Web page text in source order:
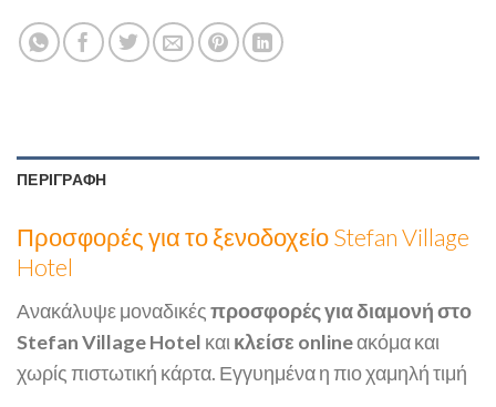
ΠΕΡΙΓΡΑΦΉ
Προσφορές για το ξενοδοχείο Stefan Village
Hotel
Ανακάλυψε μοναδικέςπροσφορές για διαμονή στο
Stefan Village Hotel και κλείσε onlineακόμα και
χωρίς πιστωτική κάρτα. Εγγυημένα η πιο χαμηλή τιμή